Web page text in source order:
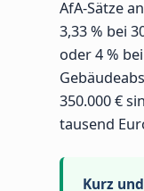
AfA-Sätze
3,33 % bei
oder 4 %
350.000 €
tausend
Kurz